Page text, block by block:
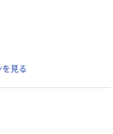
見る